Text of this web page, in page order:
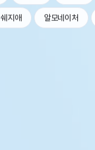
쉐지애 알모네이처